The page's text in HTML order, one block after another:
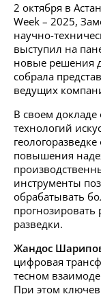
2 октября в
Week – 2025,
научно-
выступил на
новые решения
собрала
ведущих
В своем
технологий
повышения
инструменты
обрабатывать
разведки.
Жандос
цифровая
тесном
При этом